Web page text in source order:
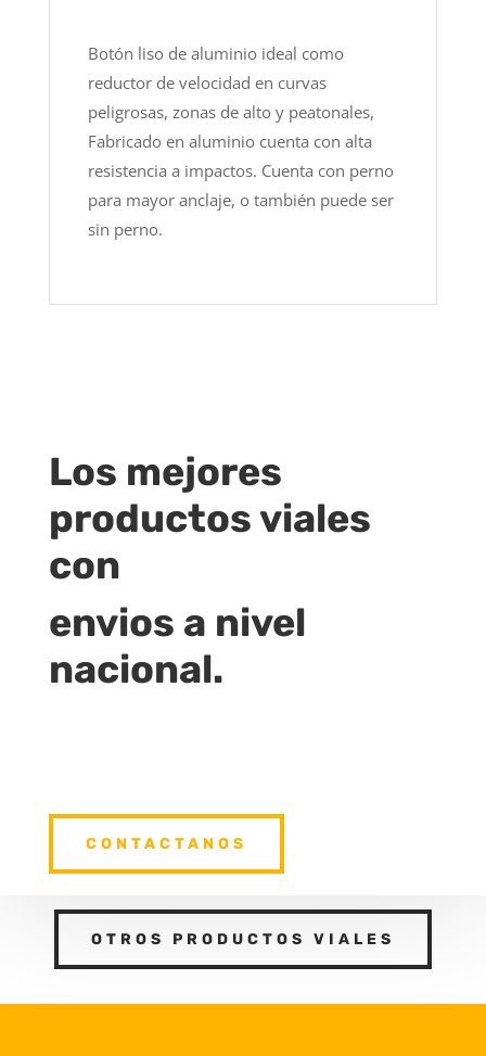
Botón liso de aluminio ideal como
reductor de velocidad en curvas
peligrosas, zonas de alto y peatonales,
Fabricado en aluminio cuenta con alta
resistencia a impactos. Cuenta con perno
para mayor anclaje, o también puede ser
sin perno.
Los mejores
productos viales
con
envios a nivel
nacional.
CONTACTANOS
OTROS PRODUCTOS VIALES